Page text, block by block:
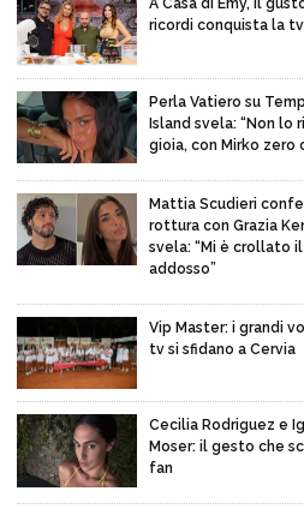
A Casa di Emy, il
ricordi conquista la tv
Perla Vatiero su
Island svela: “Non lo
gioia, con Mirko zero
Mattia Scudieri
rottura con Grazia
svela: “Mi è crollato
addosso”
Vip Master: i grandi
tv si sfidano a Cervia
Cecilia Rodriguez e
Moser: il gesto che
fan